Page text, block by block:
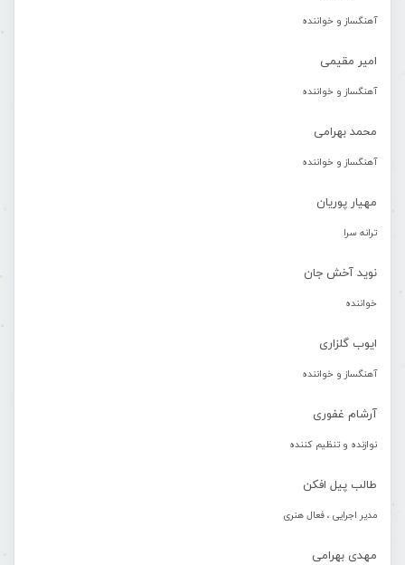
آهنگساز و خواننده
امیر مقیمی
آهنگساز و خواننده
محمد بهرامی
آهنگساز و خواننده
مهیار پوریان
ترانه سرا
نوید آخش جان
خواننده
ایوب گلزاری
آهنگساز و خواننده
آرشام غفوری
نوازنده و تنظیم کننده
طالب پیل افکن
مدیر اجرایی ، فعال هنری
مهدی بهرامی